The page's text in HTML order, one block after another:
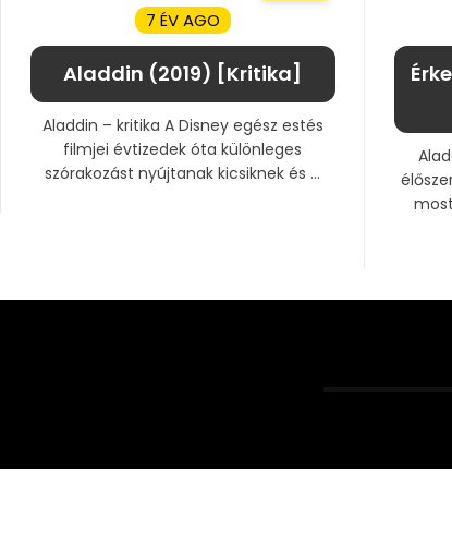
7 ÉV AGO
Aladdin (2019) [Kritika]
Aladdin – kritika A Disney egész estés
filmjei évtizedek óta különleges
szórakozást nyújtanak kicsiknek és ...